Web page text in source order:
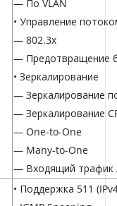
— По VLAN
• Управление
— 802.3x
— Предотвращение
• Зеркалирование
— Зеркалирование
— Зеркалирование
— One-to-One
— Many-to-One
— Входящий трафик
• Поддержка 511